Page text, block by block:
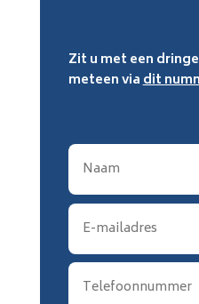
Zit u met een
meteen viadit